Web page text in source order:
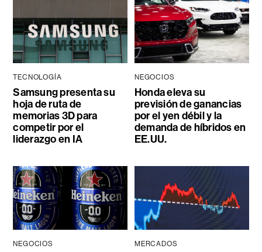
TECNOLOGÍA
Samsung presenta su
hoja de ruta de
memorias 3D para
competir por el
liderazgo en IA
NEGOCIOS
Honda eleva su
previsión de ganancias
por el yen débil y la
demanda de híbridos en
EE.UU.
NEGOCIOS MERCADOS